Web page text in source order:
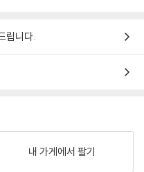
립니다.
내 가게에서 팔기